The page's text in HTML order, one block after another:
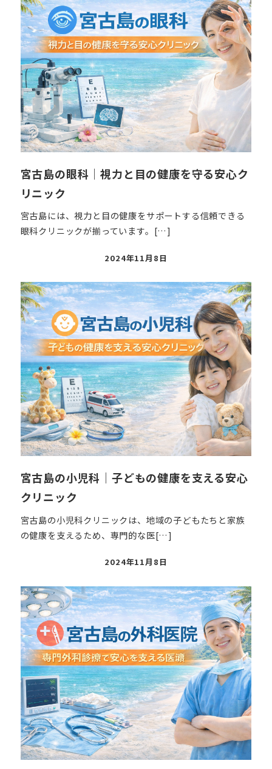
宮古島の眼科｜視力と目の健康を守る安心ク
リニック
宮古島には、視力と目の健康をサポートする信頼できる
眼科クリニックが揃っています。[…]
投
日
2024年11月8日
宮古島の小児科｜子どもの健康を支える安心
クリニック
宮古島の小児科クリニックは、地域の子どもたちと家族
の健康を支えるため、専門的な医[…]
投
日
2024年11月8日